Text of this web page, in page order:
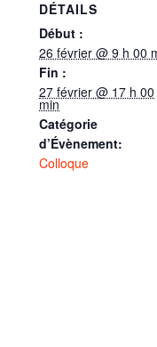
DÉTAILS
Début :
26 février @ 9 h 00
Fin :
27 février @ 17 h 00
min
Catégorie
d’Évènement:
Colloque